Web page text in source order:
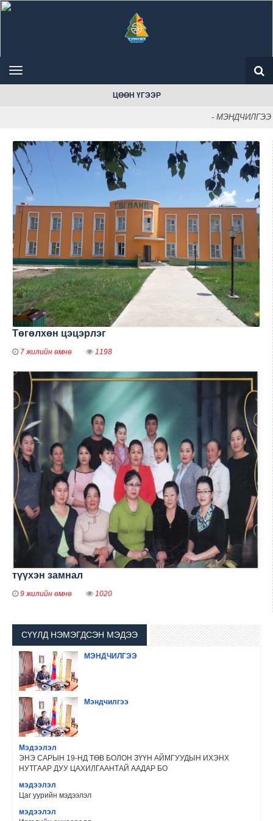
ЦӨӨН ҮГЭЭР
- МЭНДЧИЛГЭЭ
Төгөлхөн цэцэрлэг
7 жилийн өмнө 1198
түүхэн замнал
9 жилийн өмнө 1020
СҮҮЛД НЭМЭГДСЭН МЭДЭЭ
МЭНДЧИЛГЭЭ
Мэндчилгээ
Мэдээлэл
ЭНЭ САРЫН 19-НД ТӨВ БОЛОН ЗҮҮН АЙМГУУДЫН ИХЭНХ
НУТГААР ДУУ ЦАХИЛГААНТАЙ ААДАР БО
мэдээлэл
Цаг уурийн мэдээлэл
мэдээлэл